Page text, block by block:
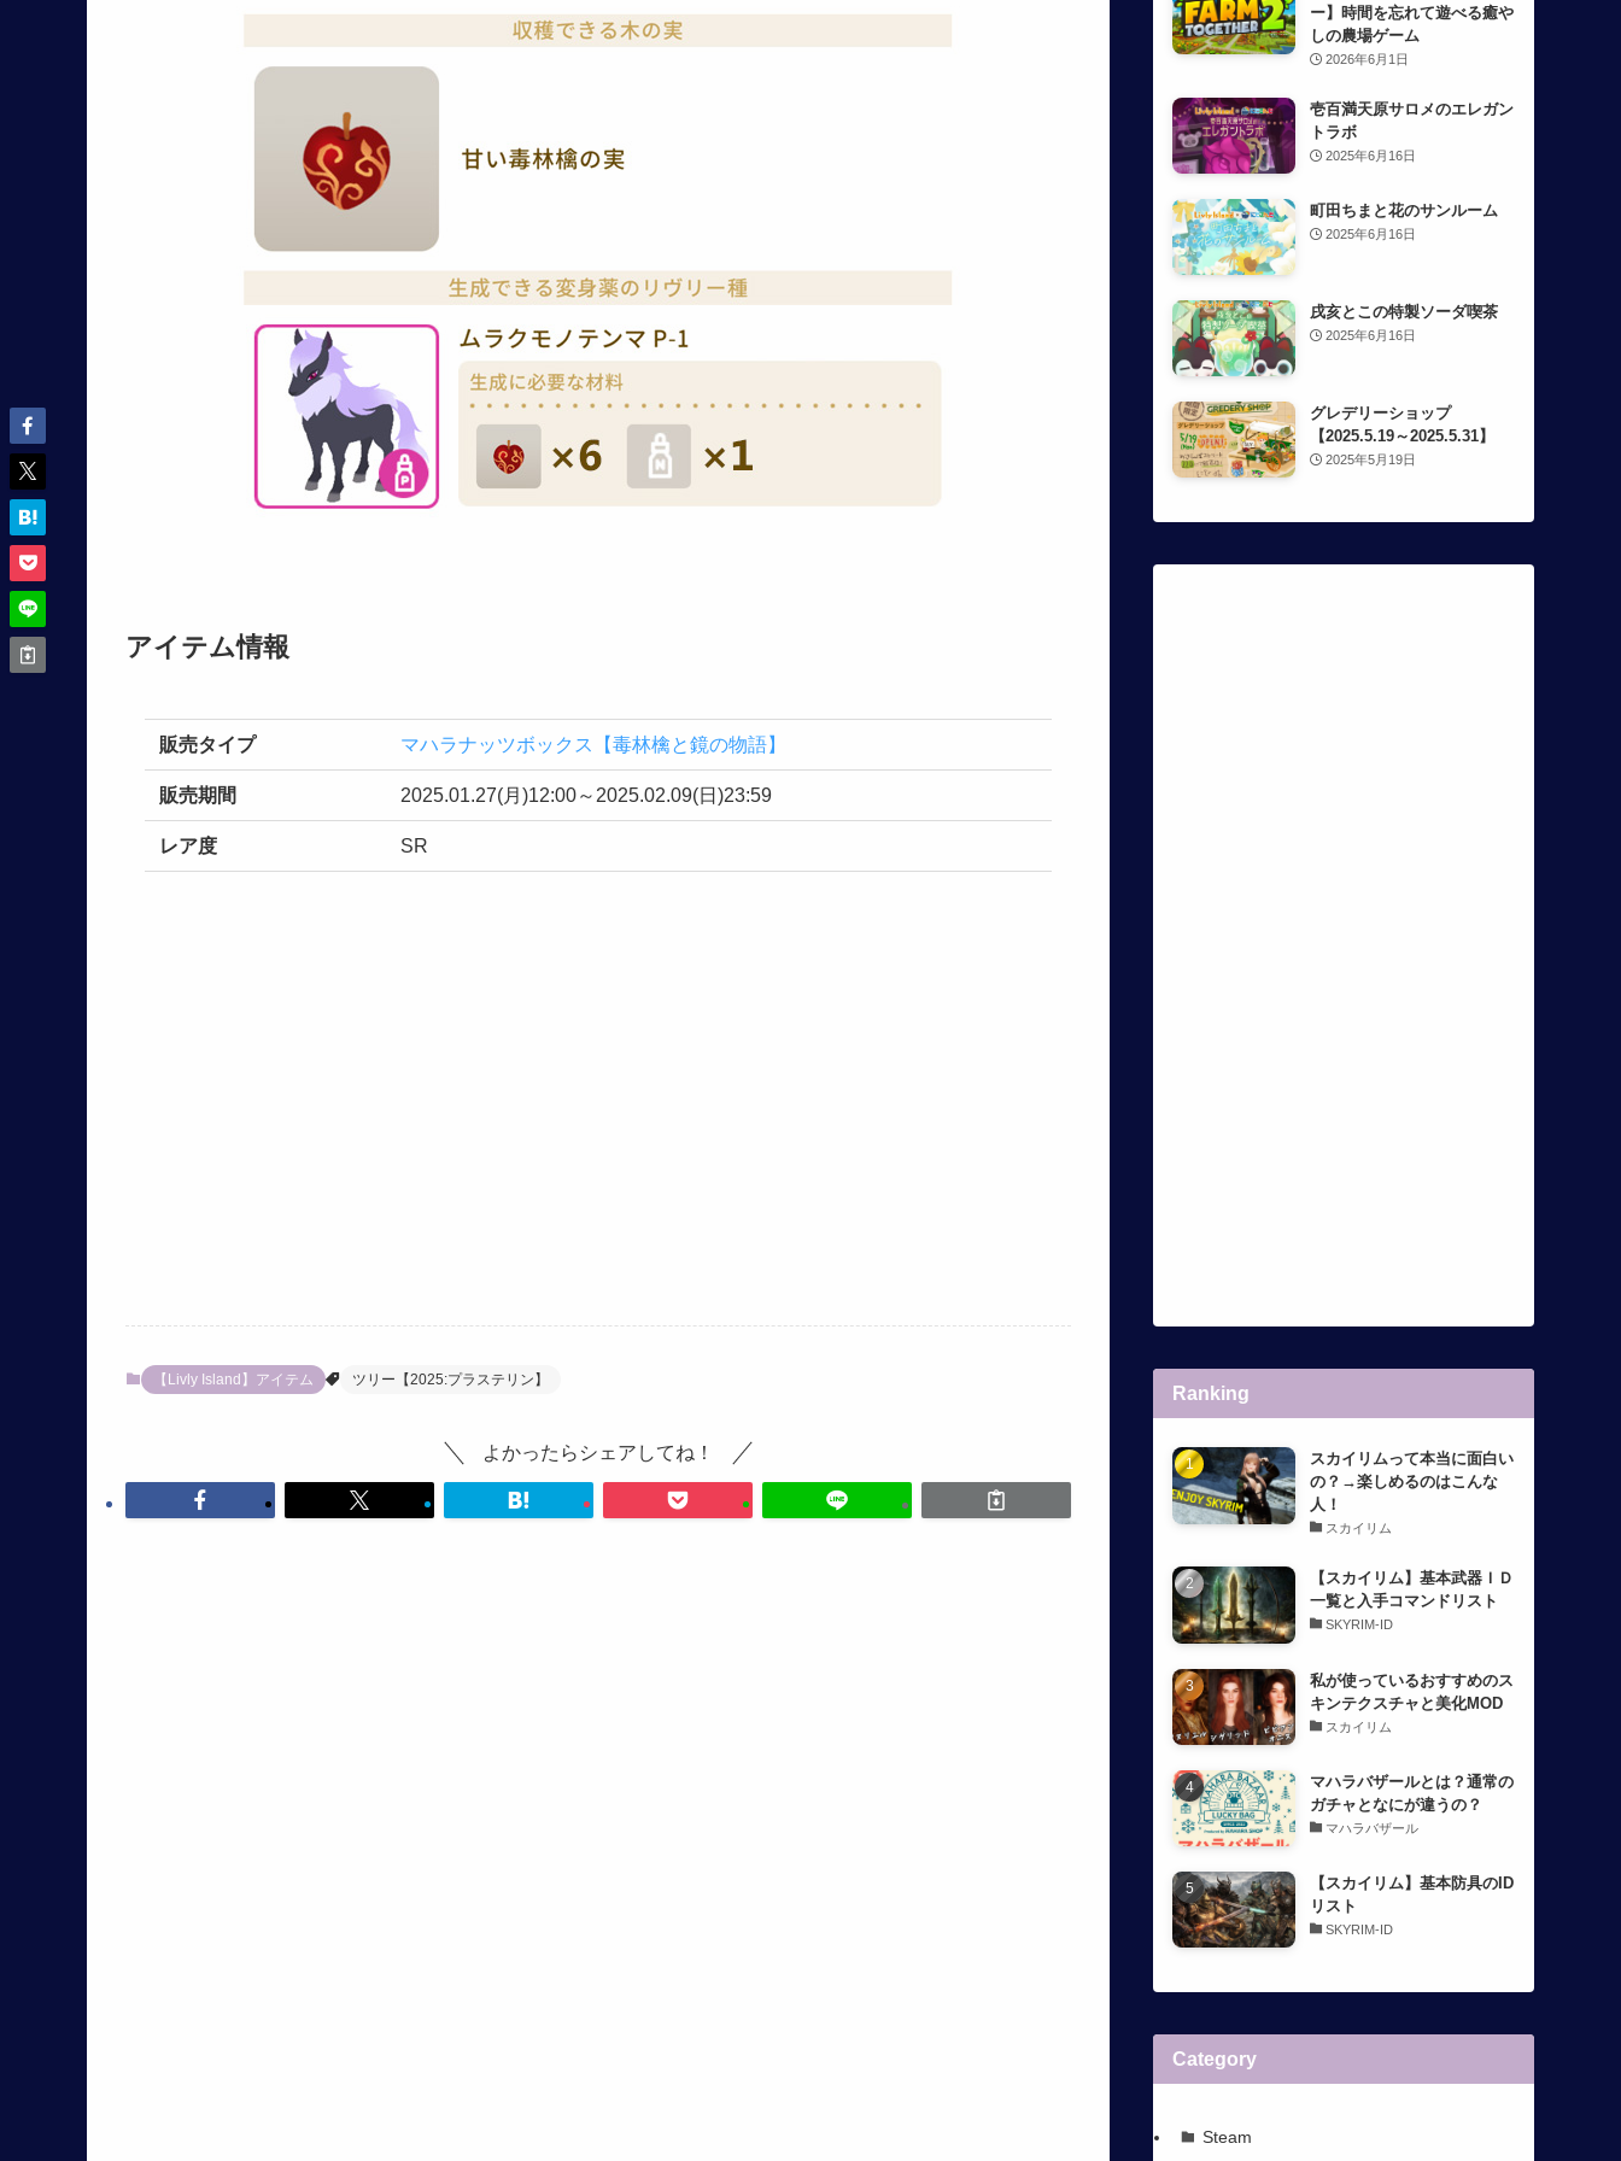
アイテム情報
販売タイプ マハラナッツボックス【毒林檎と鏡の物語】
販売期間 2025.01.27(月)12:00～2025.02.09(日)23:59
レア度 SR
【Livly Island】アイテム ツリー【2025:プラステリン】
よかったらシェアしてね！
ー】時間を忘れて遊べる癒や
しの農場ゲーム
2026年6月1日
壱百満天原サロメのエレガン
トラボ
2025年6月16日
町田ちまと花のサンルーム
2025年6月16日
戌亥とこの特製ソーダ喫茶
2025年6月16日
グレデリーショップ
【2025.5.19～2025.5.31】
2025年5月19日
Ranking
スカイリムって本当に面白い
の？→楽しめるのはこんな
人！
スカイリム
【スカイリム】基本武器ＩＤ
一覧と入手コマンドリスト
SKYRIM-ID
私が使っているおすすめのス
キンテクスチャと美化MOD
スカイリム
マハラバザールとは？通常の
ガチャとなにが違うの？
マハラバザール
【スカイリム】基本防具のID
リスト
SKYRIM-ID
Category
Steam